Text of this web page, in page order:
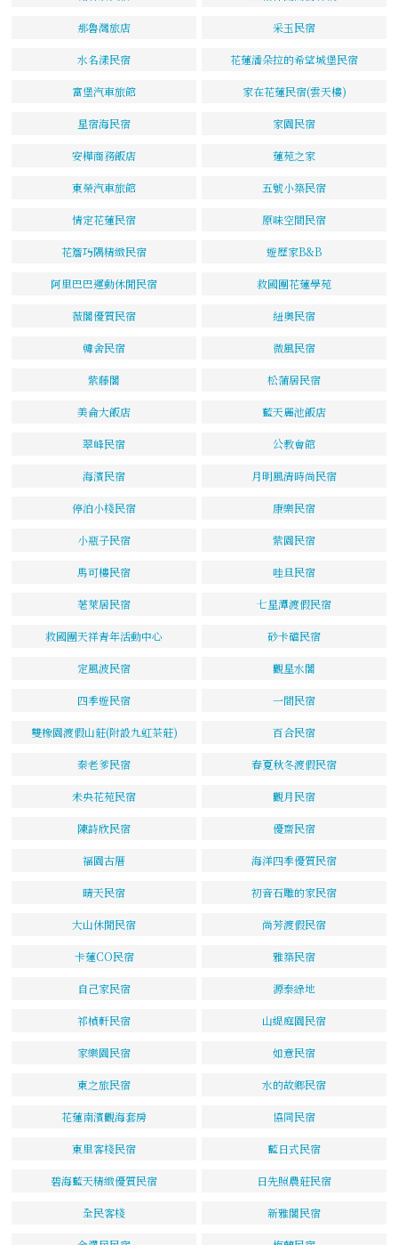
那魯灣旅店 采玉民宿
水名漾民宿 花蓮潘朵拉的希望城堡民宿
富堡汽車旅館 家在花蓮民宿(雲天樓)
星宿海民宿 家園民宿
安樺商務飯店 蓮苑之家
東榮汽車旅館 五號小築民宿
情定花蓮民宿 原味空間民宿
花簷巧隅精緻民宿 遊歷家B&B
阿里巴巴運動休閒民宿 救國團花蓮學苑
薇閣優質民宿 紐奧民宿
韓舍民宿 微風民宿
紫藤閣 松蒲居民宿
美侖大飯店 藍天麗池飯店
翠峰民宿 公教會館
海濱民宿 月明風清時尚民宿
停泊小棧民宿 康樂民宿
小瓶子民宿 紫園民宿
馬可樓民宿 哇旦民宿
荖萊居民宿 七星潭渡假民宿
救國團天祥青年活動中心 砂卡礑民宿
定風波民宿 觀星水閣
四季遊民宿 一間民宿
雙橡園渡假山莊(附設九虹茶莊) 百合民宿
秦老爹民宿 春夏秋冬渡假民宿
未央花苑民宿 觀月民宿
陳詩欣民宿 優齋民宿
福園古厝 海洋四季優質民宿
晴天民宿 初音石雕的家民宿
大山休閒民宿 尚芳渡假民宿
卡蓮CO民宿 雅築民宿
自己家民宿 源泰綠地
祁楨軒民宿 山緹庭園民宿
家樂園民宿 如意民宿
東之旅民宿 水的故鄉民宿
花蓮南濱觀海套房 協同民宿
東里客棧民宿 藍日式民宿
碧海藍天精緻優質民宿 日先照農莊民宿
全民客棧 新雅閣民宿